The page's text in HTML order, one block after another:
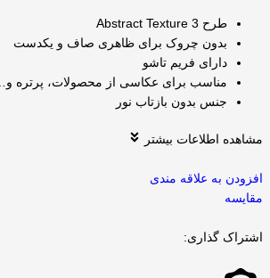
طرح Abstract Texture 3
بدون چروک برای ظاهری صاف و یکدست
دارای فریم تاشو
مناسب برای عکاسی از محصولات، پرتره و…
جنس بدون بازتاب نور
مشاهده اطلاعات بیشتر
افزودن به علاقه مندی
مقايسه
اشتراک گذاری: